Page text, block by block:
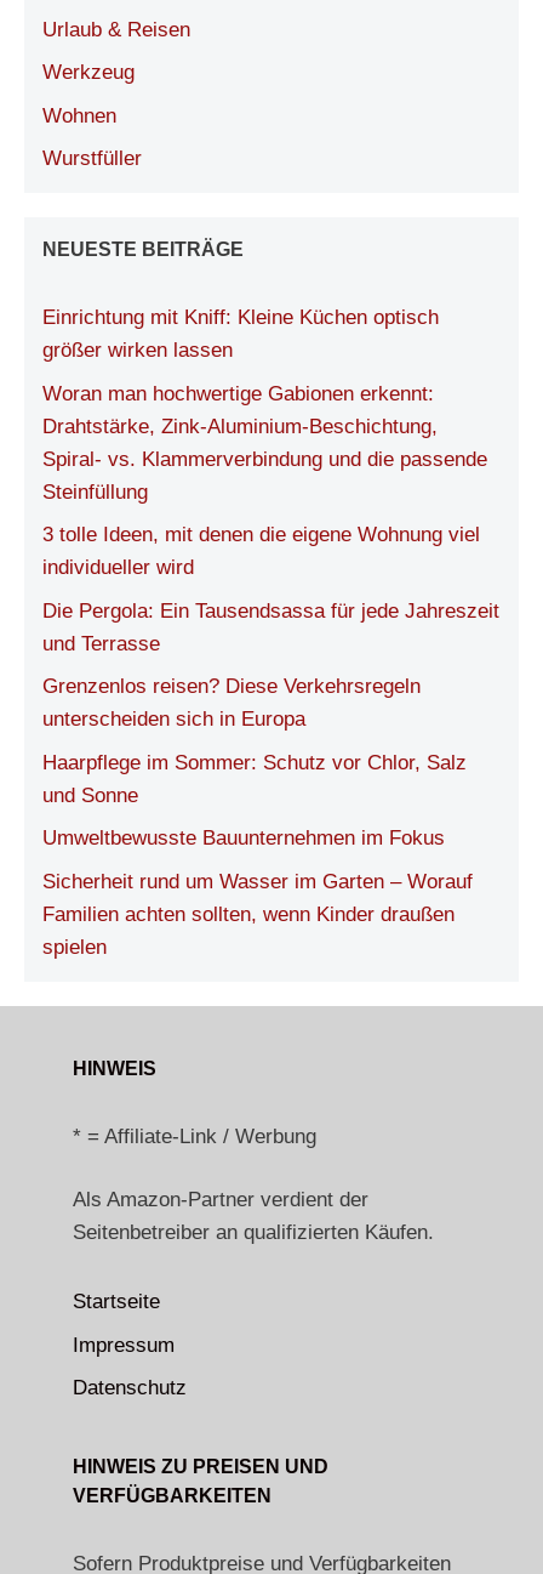
Urlaub & Reisen
Werkzeug
Wohnen
Wurstfüller
NEUESTE BEITRÄGE
Einrichtung mit Kniff: Kleine Küchen optisch
größer wirken lassen
Woran man hochwertige Gabionen erkennt:
Drahtstärke, Zink-Aluminium-Beschichtung,
Spiral- vs. Klammerverbindung und die passende
Steinfüllung
3 tolle Ideen, mit denen die eigene Wohnung viel
individueller wird
Die Pergola: Ein Tausendsassa für jede Jahreszeit
und Terrasse
Grenzenlos reisen? Diese Verkehrsregeln
unterscheiden sich in Europa
Haarpflege im Sommer: Schutz vor Chlor, Salz
und Sonne
Umweltbewusste Bauunternehmen im Fokus
Sicherheit rund um Wasser im Garten – Worauf
Familien achten sollten, wenn Kinder draußen
spielen
HINWEIS
* = Affiliate-Link / Werbung
Als Amazon-Partner verdient der
Seitenbetreiber an qualifizierten Käufen.
Startseite
Impressum
Datenschutz
HINWEIS ZU PREISEN UND
VERFÜGBARKEITEN
Sofern Produktpreise und Verfügbarkeiten